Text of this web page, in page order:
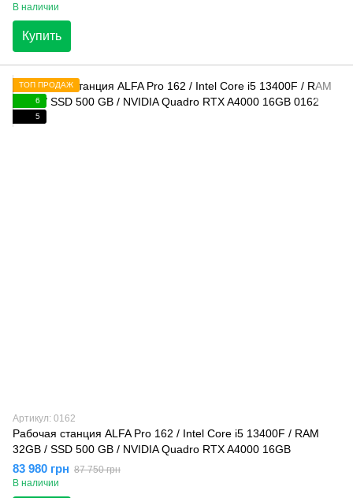
В наличии
Купить
ТОП ПРОДАЖ
6
5
Артикул: 0162
Рабочая станция ALFA Pro 162 / Intel Core i5 13400F / RAM
32GB / SSD 500 GB / NVIDIA Quadro RTX A4000 16GB
83 980 грн 87 750 грн
В наличии